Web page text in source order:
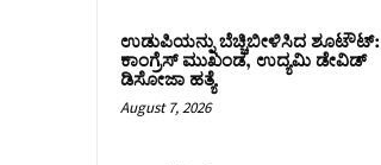
ಉಡುಪಿಯನ್ನು ಬೆಚ್ಚಿಬೀಳಿಸಿದ ಶೂಟೌಟ್‌:
ಕಾಂಗ್ರೆಸ್‌ ಮುಖಂಡ, ಉದ್ಯಮಿ ಡೇವಿಡ್
ಡಿಸೋಜಾ ಹತ್ಯೆ
August 7, 2026